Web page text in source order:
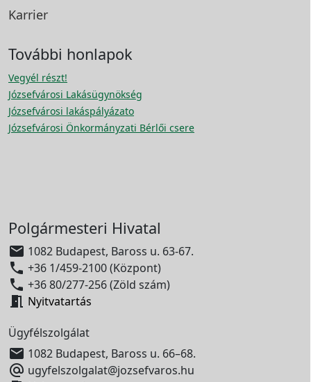
Karrier
További honlapok
Vegyél részt!
Józsefvárosi Lakásügynökség
Józsefvárosi lakáspályázato
Józsefvárosi Önkormányzati Bérlői csere
Polgármesteri Hivatal
 1082 Budapest, Baross u. 63-67.
 +36 1/459-2100 (Központ)
 +36 80/277-256 (Zöld szám)
 Nyitvatartás
Ügyfélszolgálat
 1082 Budapest, Baross u. 66–68.
 ugyfelszolgalat@jozsefvaros.hu